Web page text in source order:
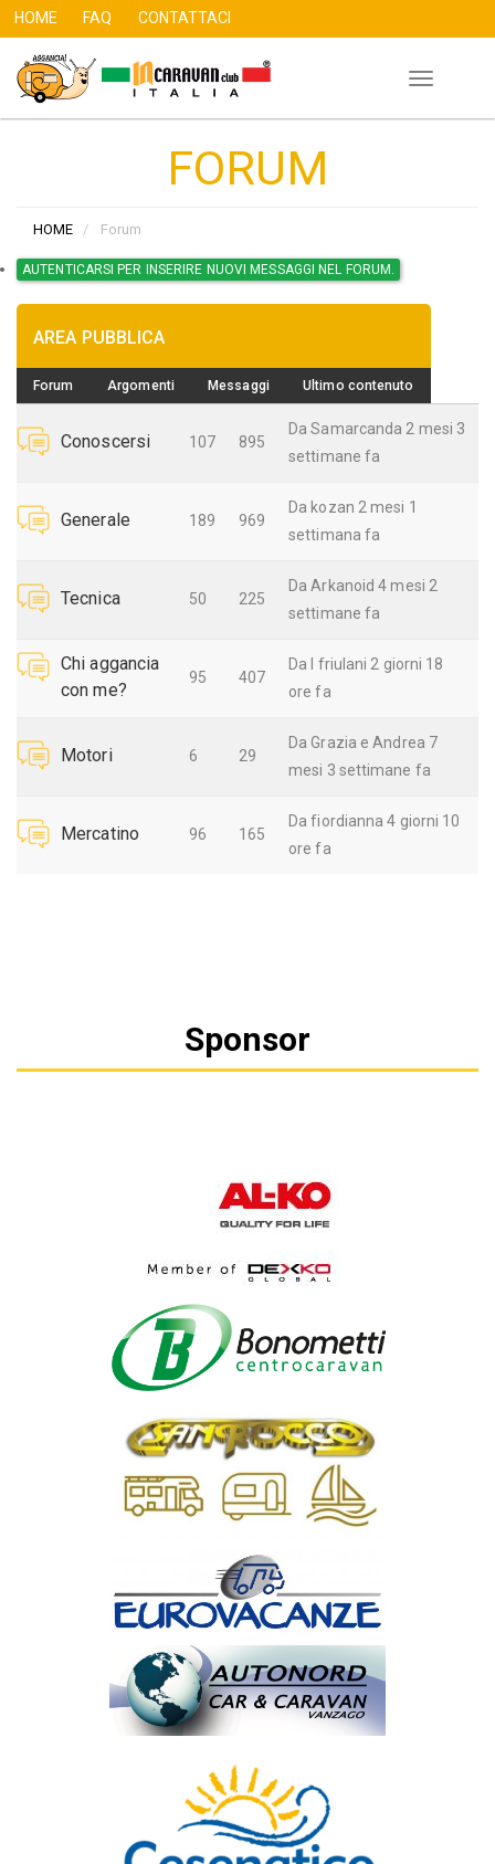
Salta
al
HOME FAQ CONTATTACI
Toggle
FORUM
HOME Forum
AUTENTICARSI PER INSERIRE NUOVI MESSAGGI NEL FORUM.
Nessun
post
AREA PUBBLICA
Forum Argomenti Messaggi Ultimo contenuto
Conoscersi 107 895
DaSamarcanda 2 mesi 3
settimane fa
Generale 189 969
Dakozan 2 mesi 1
settimana fa
Tecnica 50 225
Da Arkanoid 4 mesi 2
settimane fa
Chi aggancia
con me?
95 407
DaI friulani 2 giorni 18
ore fa
Motori 6 29
DaGrazia e Andrea 7
mesi 3 settimane fa
Mercatino 96 165
Dafiordianna 4 giorni 10
ore fa
Sponsor